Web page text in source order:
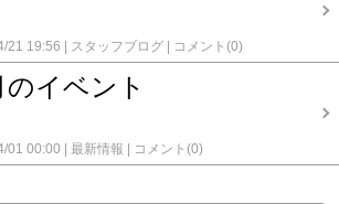
21 19:56 スタッフブログ コメント(0)
のイベント
01 00:00 最新情報 コメント(0)